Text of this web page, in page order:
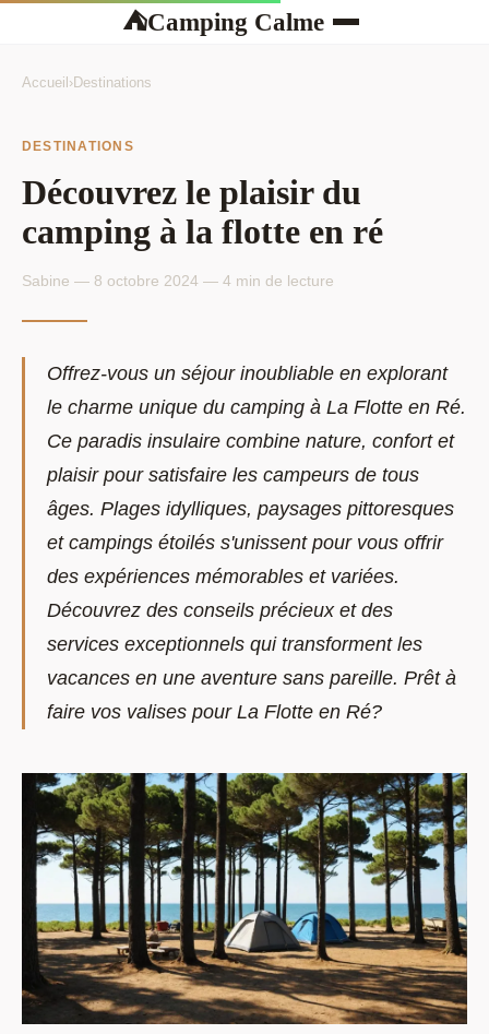
⛺Camping Calme
Accueil ›Destinations
DESTINATIONS
Découvrez le plaisir du
camping à la flotte en ré
Sabine — 8 octobre 2024 — 4 min de lecture
Offrez-vous un séjour inoubliable en explorant
le charme unique du camping à La Flotte en Ré.
Ce paradis insulaire combine nature, confort et
plaisir pour satisfaire les campeurs de tous
âges. Plages idylliques, paysages pittoresques
et campings étoilés s'unissent pour vous offrir
des expériences mémorables et variées.
Découvrez des conseils précieux et des
services exceptionnels qui transforment les
vacances en une aventure sans pareille. Prêt à
faire vos valises pour La Flotte en Ré?